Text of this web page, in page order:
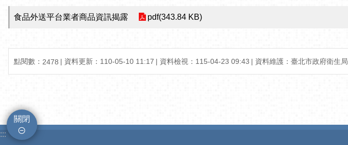
食品外送平台業者商品資訊揭露 pdf(343.84 KB)
點閱數： 2478 資料更新：110-05-10 11:17 資料檢視：115-04-23 09:43 資料維護：臺北市政府衛生局
關閉
:::